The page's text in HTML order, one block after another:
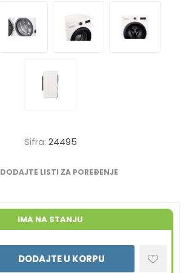
Šifra: 24495
DODAJTE LISTI ZA POREĐENJE
IMA NA STANJU
DODAJTE U KORPU